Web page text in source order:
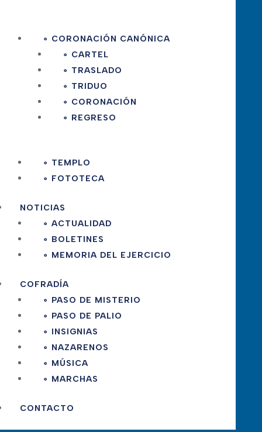
∘ CORONACIÓN CANÓNICA
∘ CARTEL
∘ TRASLADO
∘ TRIDUO
∘ CORONACIÓN
∘ REGRESO
∘ TEMPLO
∘ FOTOTECA
NOTICIAS
∘ ACTUALIDAD
∘ BOLETINES
∘ MEMORIA DEL EJERCICIO
COFRADÍA
∘ PASO DE MISTERIO
∘ PASO DE PALIO
∘ INSIGNIAS
∘ NAZARENOS
∘ MÚSICA
∘ MARCHAS
CONTACTO